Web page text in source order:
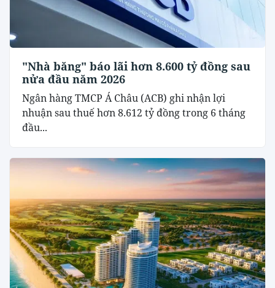
"Nhà băng" báo lãi hơn 8.600 tỷ đồng sau
nửa đầu năm 2026
Ngân hàng TMCP Á Châu (ACB) ghi nhận lợi
nhuận sau thuế hơn 8.612 tỷ đồng trong 6 tháng
đầu...